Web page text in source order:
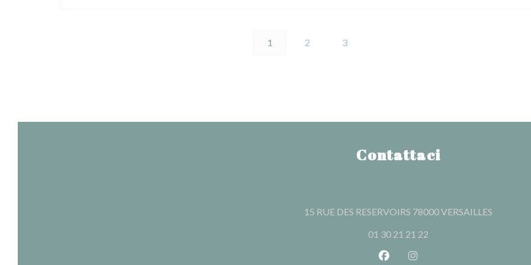
1 2 3
Contattaci
15 RUE DES RESERVOIRS 78000 VERSAILLES
01 30 21 21 22